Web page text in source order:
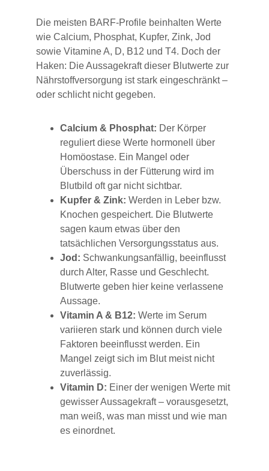
Die meisten BARF-Profile beinhalten Werte
wie Calcium, Phosphat, Kupfer, Zink, Jod
sowie Vitamine A, D, B12 und T4. Doch der
Haken: Die Aussagekraft dieser Blutwerte zur
Nährstoffversorgung ist stark eingeschränkt –
oder schlicht nicht gegeben.
Calcium & Phosphat: Der Körper
reguliert diese Werte hormonell über
Homöostase. Ein Mangel oder
Überschuss in der Fütterung wird im
Blutbild oft gar nicht sichtbar.
Kupfer & Zink: Werden in Leber bzw.
Knochen gespeichert. Die Blutwerte
sagen kaum etwas über den
tatsächlichen Versorgungsstatus aus.
Jod: Schwankungsanfällig, beeinflusst
durch Alter, Rasse und Geschlecht.
Blutwerte geben hier keine verlassene
Aussage.
Vitamin A & B12: Werte im Serum
variieren stark und können durch viele
Faktoren beeinflusst werden. Ein
Mangel zeigt sich im Blut meist nicht
zuverlässig.
Vitamin D: Einer der wenigen Werte mit
gewisser Aussagekraft – vorausgesetzt,
man weiß, was man misst und wie man
es einordnet.